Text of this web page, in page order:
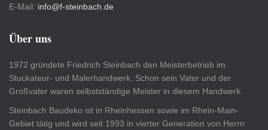
E-Mail: info@f-steinbach.de
Über uns
1972 gründete Friedrich Steinbach den Meisterbetrieb im
Stuckateur- und Malerhandwerk. Schon sein Vater und der
Großvater waren selbstständige Meister in diesem Handwerk.
Steinbach Baudeko ist in Rheinhessen sowie im Rhein-Main-
Gebiet tätig und wird seit 1993 in vierter Generation von Herrn